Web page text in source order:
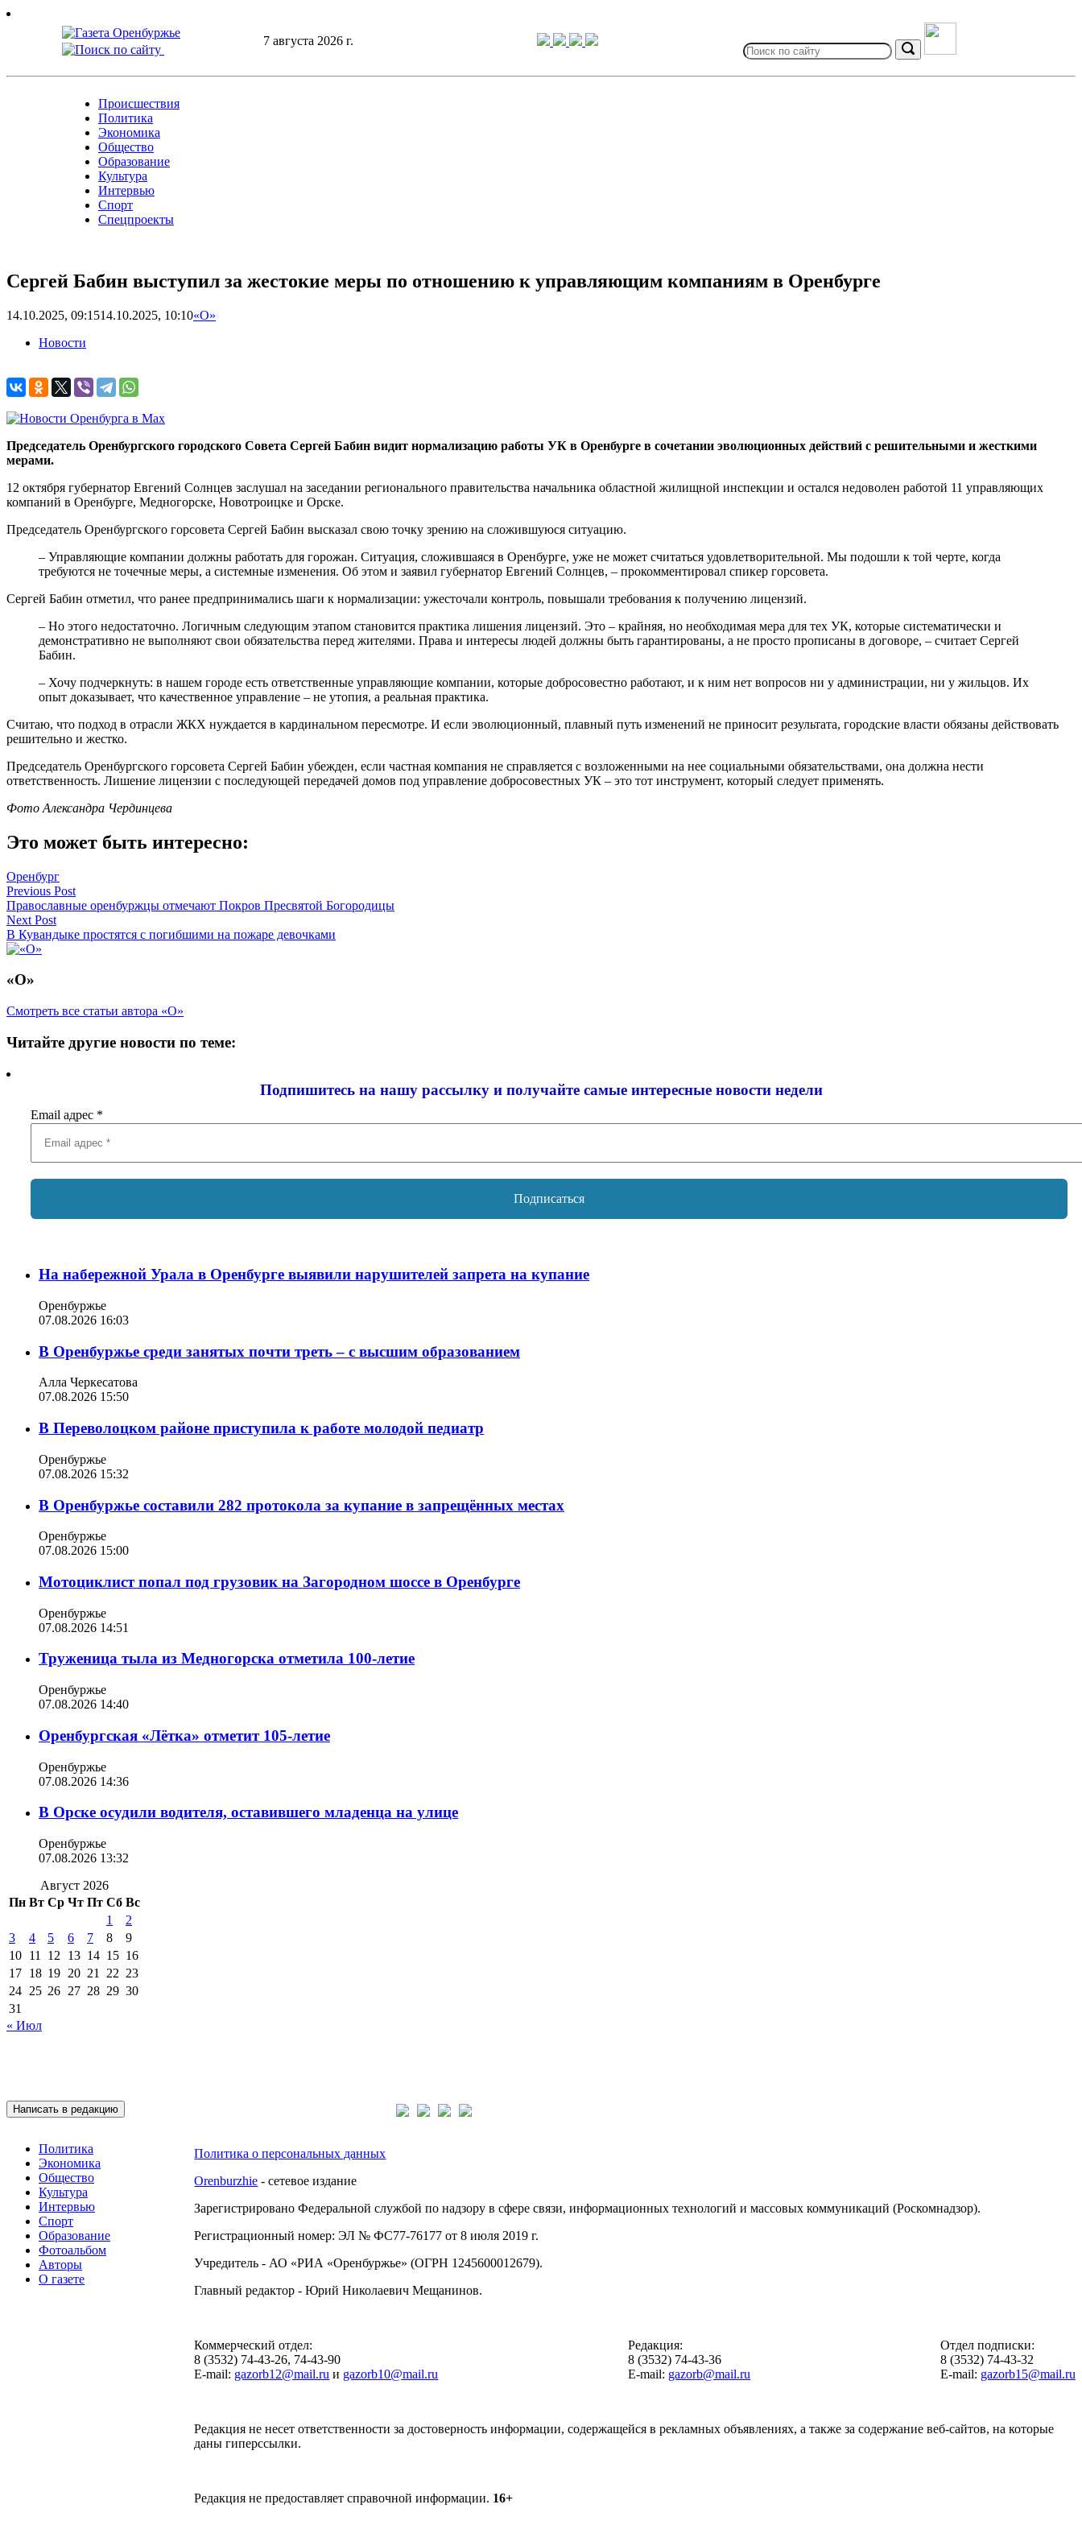
Skip
7 августа 2026 г.
for:
Search
Происшествия
Политика
Экономика
Общество
Образование
Культура
Интервью
Спорт
Спецпроекты
Сергей Бабин выступил за жестокие меры по отношению к управляющим компаниям в Оренбурге
14.10.2025, 09:1514.10.2025, 10:10«О»
Новости
Председатель Оренбургского городского Совета Сергей Бабин видит нормализацию работы УК в Оренбурге в сочетании эволюционных действий с решительными и жесткими
мерами.
12 октября губернатор Евгений Солнцев заслушал на заседании регионального правительства начальника областной жилищной инспекции и остался недоволен работой 11 управляющих
компаний в Оренбурге, Медногорске, Новотроицке и Орске.
Председатель Оренбургского горсовета Сергей Бабин высказал свою точку зрению на сложившуюся ситуацию.
– Управляющие компании должны работать для горожан. Ситуация, сложившаяся в Оренбурге, уже не может считаться удовлетворительной. Мы подошли к той черте, когда
требуются не точечные меры, а системные изменения. Об этом и заявил губернатор Евгений Солнцев, – прокомментировал спикер горсовета.
Сергей Бабин отметил, что ранее предпринимались шаги к нормализации: ужесточали контроль, повышали требования к получению лицензий.
– Но этого недостаточно. Логичным следующим этапом становится практика лишения лицензий. Это – крайняя, но необходимая мера для тех УК, которые систематически и
демонстративно не выполняют свои обязательства перед жителями. Права и интересы людей должны быть гарантированы, а не просто прописаны в договоре, – считает Сергей
Бабин.
– Хочу подчеркнуть: в нашем городе есть ответственные управляющие компании, которые добросовестно работают, и к ним нет вопросов ни у администрации, ни у жильцов. Их
опыт доказывает, что качественное управление – не утопия, а реальная практика.
Считаю, что подход в отрасли ЖКХ нуждается в кардинальном пересмотре. И если эволюционный, плавный путь изменений не приносит результата, городские власти обязаны действовать
решительно и жестко.
Председатель Оренбургского горсовета Сергей Бабин убежден, если частная компания не справляется с возложенными на нее социальными обязательствами, она должна нести
ответственность. Лишение лицензии с последующей передачей домов под управление добросовестных УК – это тот инструмент, который следует применять.
Фото Александра Чердинцева
Это может быть интересно:
Оренбург
Навигация
по
записям
Previous Post
Православные оренбуржцы отмечают Покров Пресвятой Богородицы
Next Post
В Кувандыке простятся с погибшими на пожаре девочками
«О»
Смотреть все статьи автора «О»
Читайте другие новости по теме:
Подпишитесь на нашу рассылку и получайте самые интересные новости недели
Email адрес *
На набережной Урала в Оренбурге выявили нарушителей запрета на купание
Оренбуржье
07.08.2026 16:03
В Оренбуржье среди занятых почти треть – с высшим образованием
Алла Черкесатова
07.08.2026 15:50
В Переволоцком районе приступила к работе молодой педиатр
Оренбуржье
07.08.2026 15:32
В Оренбуржье составили 282 протокола за купание в запрещённых местах
Оренбуржье
07.08.2026 15:00
Мотоциклист попал под грузовик на Загородном шоссе в Оренбурге
Оренбуржье
07.08.2026 14:51
Труженица тыла из Медногорска отметила 100-летие
Оренбуржье
07.08.2026 14:40
Оренбургская «Лётка» отметит 105-летие
Оренбуржье
07.08.2026 14:36
В Орске осудили водителя, оставившего младенца на улице
Оренбуржье
07.08.2026 13:32
Август 2026
Пн Вт Ср Чт Пт Сб Вс
1
2
3
4 5 6 7 8
9
10 11 12 13 14 15 16
17 18 19 20 21 22 23
24 25 26 27 28 29 30
31
« Июл
Написать в редакцию
Политика
Экономика
Общество
Культура
Интервью
Спорт
Образование
Фотоальбом
Авторы
О газете
Политика о персональных данных
Orenburzhie - сетевое издание
Зарегистрировано Федеральной службой по надзору в сфере связи, информационных технологий и массовых коммуникаций (Роскомнадзор).
Регистрационный номер: ЭЛ № ФС77-76177 от 8 июля 2019 г.
Учредитель - АО «РИА «Оренбуржье» (ОГРН 1245600012679).
Главный редактор - Юрий Николаевич Мещанинов.
Коммерческий отдел:
8 (3532) 74-43-26, 74-43-90
E-mail: gazorb12@mail.ru и gazorb10@mail.ru
Редакция:
8 (3532) 74-43-36
E-mail: gazorb@mail.ru
Отдел подписки:
8 (3532) 74-43-32
E-mail: gazorb15@mail.ru
Редакция не несет ответственности за достоверность информации, содержащейся в рекламных объявлениях, а также за содержание веб-сайтов, на которые
даны гиперссылки.
Редакция не предоставляет справочной информации. 16+